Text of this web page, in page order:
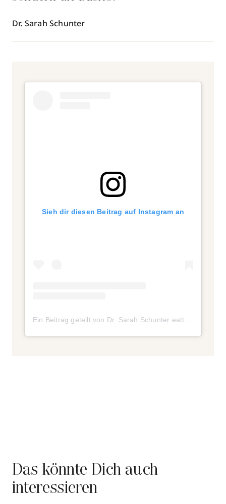
Dr. Sarah Schunter
Sieh dir diesen Beitrag auf Instagram an
Das könnte Dich auch
interessieren